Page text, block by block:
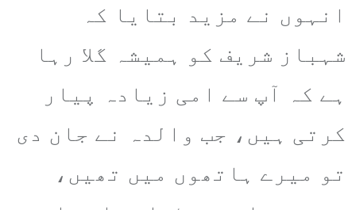
انہوں نے مزید بتایا کہ
شہباز شریف کو ہمیشہ گلا رہا
ہے کہ آپ سے امی زیادہ پیار
کرتی ہیں، جب والدہ نے جان دی
تو میرے ہاتھوں میں تھیں،